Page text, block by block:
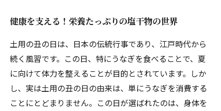
健康を支える！栄養たっぷりの塩干物の世界
土用の丑の日は、日本の伝統行事であり、江戸時代から
続く風習です。この日、特にうなぎを食べることで、夏
に向けて体力を整えることが目的とされています。しか
し、実は土用の丑の日の由来は、単にうなぎを消費する
ことにとどまりません。この日が選ばれたのは、身体を